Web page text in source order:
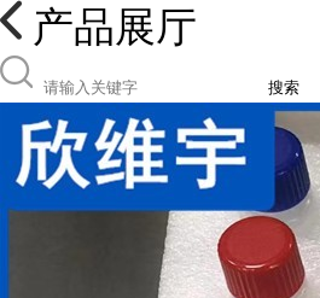
产品展厅
搜索